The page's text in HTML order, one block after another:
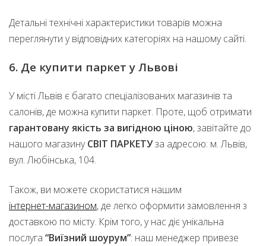
Детальні технічні характеристики товарів можна
переглянути у відповідних категоріях на нашому сайті.
6. Де купити паркет у Львові
У місті Львів є багато спеціалізованих магазинів та
салонів, де можна купити паркет. Проте, щоб отримати
гарантовану якість за вигідною ціною, завітайте до
нашого магазинуСВІТ ПАРКЕТУза адресою: м. Львів,
вул. Любінська, 104.
Також, ви можете скористатися нашим
інтернет-магазином, де легко оформити замовлення з
доставкою по місту. Крім того, у нас діє унікальна
послуга “Виїзний шоурум”: наш менеджер привезе